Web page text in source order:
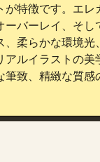
特徴です。エ
バーレイ、そ
柔らかな環境
ルイラストの
致、精緻な質